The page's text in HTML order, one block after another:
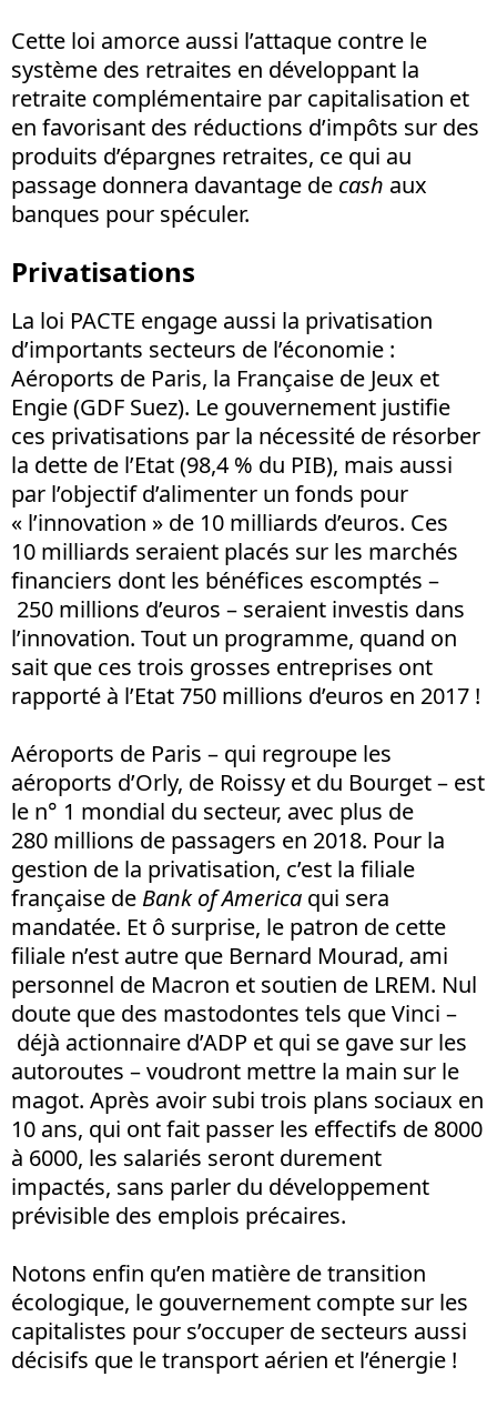
Cette loi amorce aussi l’attaque contre le
système des retraites en développant la
retraite complémentaire par capitalisation et
en favorisant des réductions d’impôts sur des
produits d’épargnes retraites, ce qui au
passage donnera davantage de cash aux
banques pour spéculer.
Privatisations
La loi PACTE engage aussi la privatisation
d’importants secteurs de l’économie :
Aéroports de Paris, la Française de Jeux et
Engie (GDF Suez). Le gouvernement justifie
ces privatisations par la nécessité de résorber
la dette de l’Etat (98,4 % du PIB), mais aussi
par l’objectif d’alimenter un fonds pour
« l’innovation » de 10 milliards d’euros. Ces
10 milliards seraient placés sur les marchés
financiers dont les bénéfices escomptés –
250 millions d’euros – seraient investis dans
l’innovation. Tout un programme, quand on
sait que ces trois grosses entreprises ont
rapporté à l’Etat 750 millions d’euros en 2017 !
Aéroports de Paris – qui regroupe les
aéroports d’Orly, de Roissy et du Bourget – est
le n° 1 mondial du secteur, avec plus de
280 millions de passagers en 2018. Pour la
gestion de la privatisation, c’est la filiale
française de Bank of America qui sera
mandatée. Et ô surprise, le patron de cette
filiale n’est autre que Bernard Mourad, ami
personnel de Macron et soutien de LREM. Nul
doute que des mastodontes tels que Vinci –
déjà actionnaire d’ADP et qui se gave sur les
autoroutes – voudront mettre la main sur le
magot. Après avoir subi trois plans sociaux en
10 ans, qui ont fait passer les effectifs de 8000
à 6000, les salariés seront durement
impactés, sans parler du développement
prévisible des emplois précaires.
Notons enfin qu’en matière de transition
écologique, le gouvernement compte sur les
capitalistes pour s’occuper de secteurs aussi
décisifs que le transport aérien et l’énergie !